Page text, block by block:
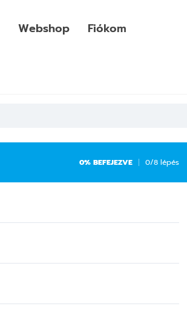
Webshop Fiókom
0% BEFEJEZVE 0/8 lépés